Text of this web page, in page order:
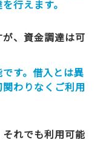
行えます。
、資金調達は可
す。借入とは異
わりなくご利用
れでも利用可能